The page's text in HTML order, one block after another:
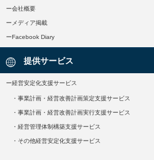
ー会社概要
ーメディア掲載
ーFacebook Diary
提供サービス
ー経営安定化支援サービス
・事業計画・経営改善計画策定支援サービス
・事業計画・経営改善計画実行支援サービス
・経営管理体制構築支援サービス
・その他経営安定化支援サービス